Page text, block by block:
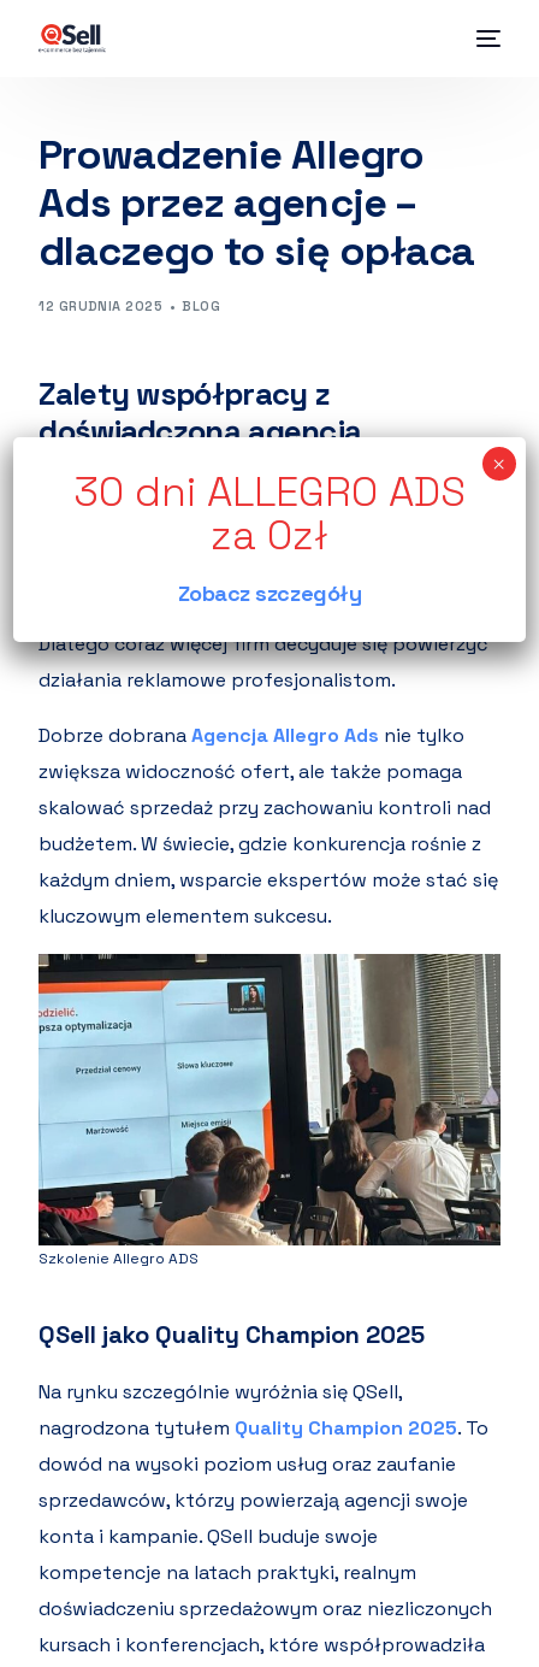
Prowadzenie Allegro
Ads przez agencje –
dlaczego to się opłaca
12 GRUDNIA 2025 BLOG
Zalety współpracy z
doświadczoną agencją
Skuteczneprowadzenie kampanii Allegro Ads
wymaga połączenia wiedzy analitycznej,
monitorowania zmian w ekosystemie Allegro.
Dlatego coraz więcej firm decyduje się powierzyć
działania reklamowe profesjonalistom.
Dobrze dobranaAgencja Allegro Ads nie tylko
zwiększa widoczność ofert, ale także pomaga
skalować sprzedaż przy zachowaniu kontroli nad
budżetem. W świecie, gdzie konkurencja rośnie z
każdym dniem, wsparcie ekspertów może stać się
kluczowym elementem sukcesu.
Szkolenie Allegro ADS
QSell jako Quality Champion 2025
Na rynku szczególnie wyróżnia się QSell,
nagrodzona tytułem Quality Champion 2025. To
dowód na wysoki poziom usług oraz zaufanie
sprzedawców, którzy powierzają agencji swoje
konta i kampanie. QSell buduje swoje
kompetencje na latach praktyki, realnym
doświadczeniu sprzedażowym oraz niezliczonych
kursach i konferencjach, które współprowadziła
Zobacz szczegóły